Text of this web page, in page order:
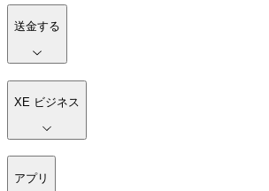
送金する
XE ビジネス
アプリ